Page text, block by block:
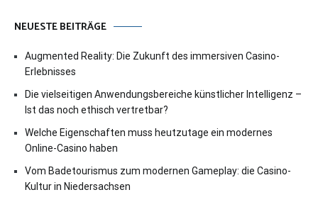
NEUESTE BEITRÄGE
Augmented Reality: Die Zukunft des immersiven Casino-
Erlebnisses
Die vielseitigen Anwendungsbereiche künstlicher Intelligenz –
Ist das noch ethisch vertretbar?
Welche Eigenschaften muss heutzutage ein modernes
Online-Casino haben
Vom Badetourismus zum modernen Gameplay: die Casino-
Kultur in Niedersachsen